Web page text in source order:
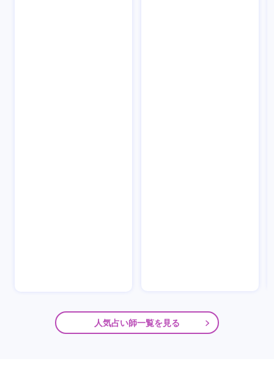
人気占い師一覧を見る